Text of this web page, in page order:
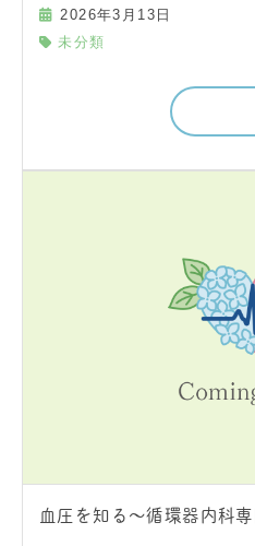
2026年3月13日
未分類
血圧を知る～循環器内科